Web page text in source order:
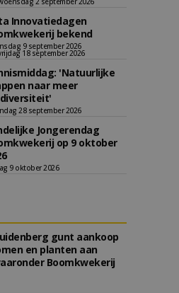
Innovatiedagen
bekend
9 september 2026
18 september 2026
'Natuurlijke
naar meer
28 september 2026
Jongerendag
op 9 oktober
9 oktober 2026
gunt aankoop
en planten aan
Boomkwekerij